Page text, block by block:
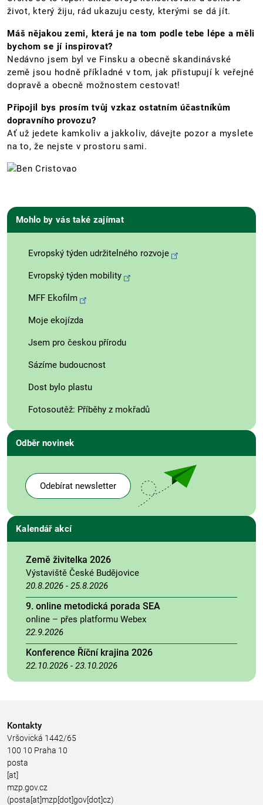
život, který žiju, rád ukazuju cesty, kterými se dá jít.
Máš nějakou zemi, která je na tom podle tebe lépe a měli
bychom se jí inspirovat?
Nedávno jsem byl ve Finsku a obecně skandinávské
země jsou hodně příkladné v tom, jak přistupují k veřejné
dopravě a obecně možnostem cestovat!
Připojil bys prosím tvůj vzkaz ostatním účastníkům
dopravního provozu?
Ať už jedete kamkoliv a jakkoliv, dávejte pozor a myslete
na to, že nejste v prostoru sami.
Mohlo by vás také zajímat
Evropský týden udržitelného rozvoje
Evropský týden mobility
MFF Ekofilm
Moje ekojízda
Jsem pro českou přírodu
Sázíme budoucnost
Dost bylo plastu
Fotosoutěž: Příběhy z mokřadů
Odběr novinek
Odebírat newsletter
Kalendář akcí
Země živitelka 2026
Výstaviště České Budějovice
20.8.2026 - 25.8.2026
9. online metodická porada SEA
online – přes platformu Webex
22.9.2026
Konference Říční krajina 2026
22.10.2026 - 23.10.2026
Kontakty
Vršovická 1442/65
100 10 Praha 10
posta
[at]
mzp.gov.cz
(posta[at]mzp[dot]gov[dot]cz)